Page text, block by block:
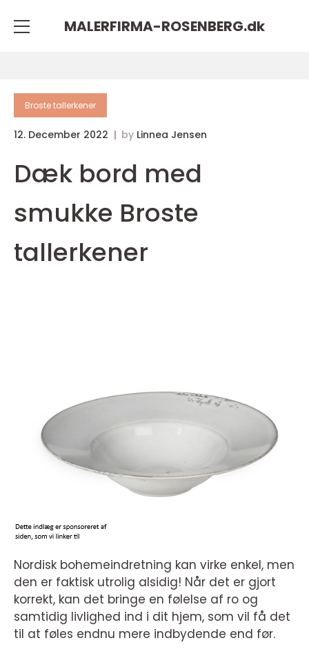
MALERFIRMA-ROSENBERG.dk
Broste tallerkener
12. December 2022 by Linnea Jensen
Dæk bord med
smukke Broste
tallerkener
Nordisk bohemeindretning kan virke enkel, men
den er faktisk utrolig alsidig! Når det er gjort
korrekt, kan det bringe en følelse af ro og
samtidig livlighed ind i dit hjem, som vil få det
til at føles endnu mere indbydende end før.